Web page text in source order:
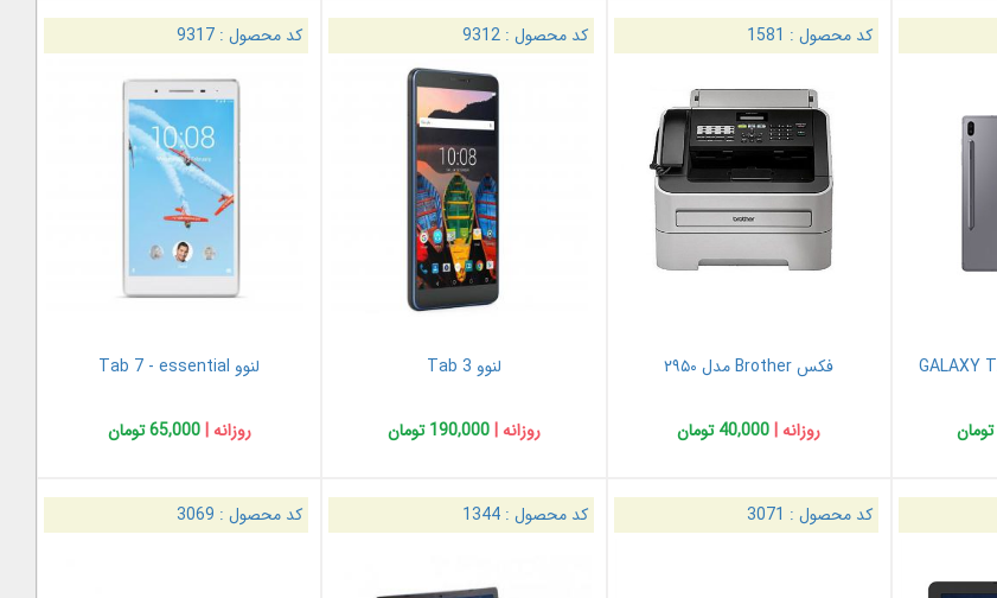
کد محصول : 1581
فکس Brother مدل ۲۹۵۰
روزانه | 40,000 تومان
کد محصول :9312
لنوو Tab 3
روزانه |190,000 تومان
کد محصول : 9317
لنوو Tab 7 - essential
روزانه |65,000 تومان
کد محصول : 3071 کد محصول :1344 کد محصول : 3069